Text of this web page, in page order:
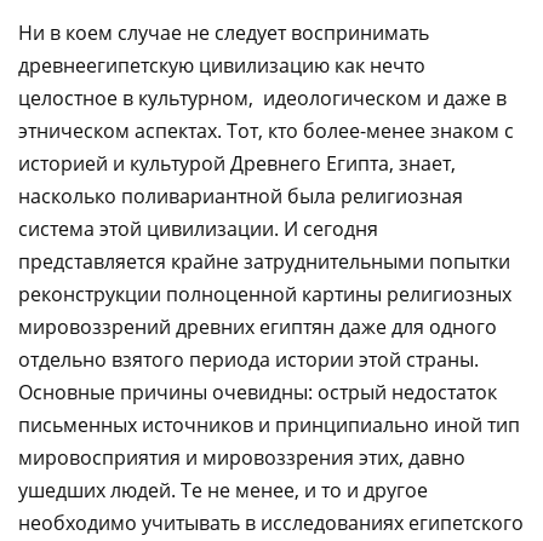
Ни в коем случае не следует воспринимать
древнеегипетскую цивилизацию как нечто
целостное в культурном, идеологическом и даже в
этническом аспектах. Тот, кто более-менее знаком с
историей и культурой Древнего Египта, знает,
насколько поливариантной была религиозная
система этой цивилизации. И сегодня
представляется крайне затруднительными попытки
реконструкции полноценной картины религиозных
мировоззрений древних египтян даже для одного
отдельно взятого периода истории этой страны.
Основные причины очевидны: острый недостаток
письменных источников и принципиально иной тип
мировосприятия и мировоззрения этих, давно
ушедших людей. Те не менее, и то и другое
необходимо учитывать в исследованиях египетского